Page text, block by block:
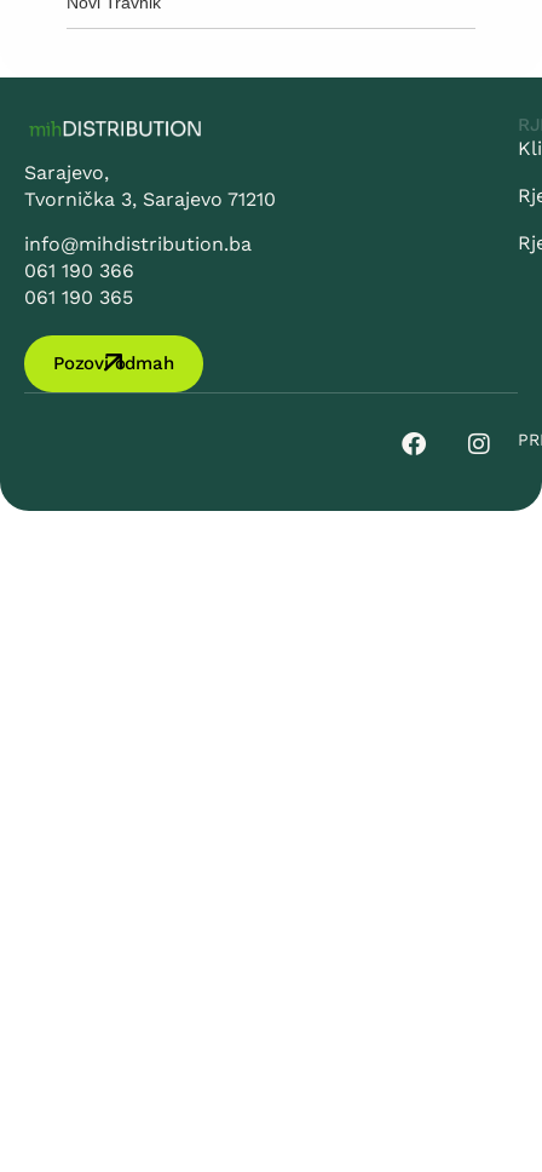
Sarajevo,
Tvornička 3, Sarajevo 71210
info@mihdistribution.ba
061 190 366
061 190 365
Pozovi odmah